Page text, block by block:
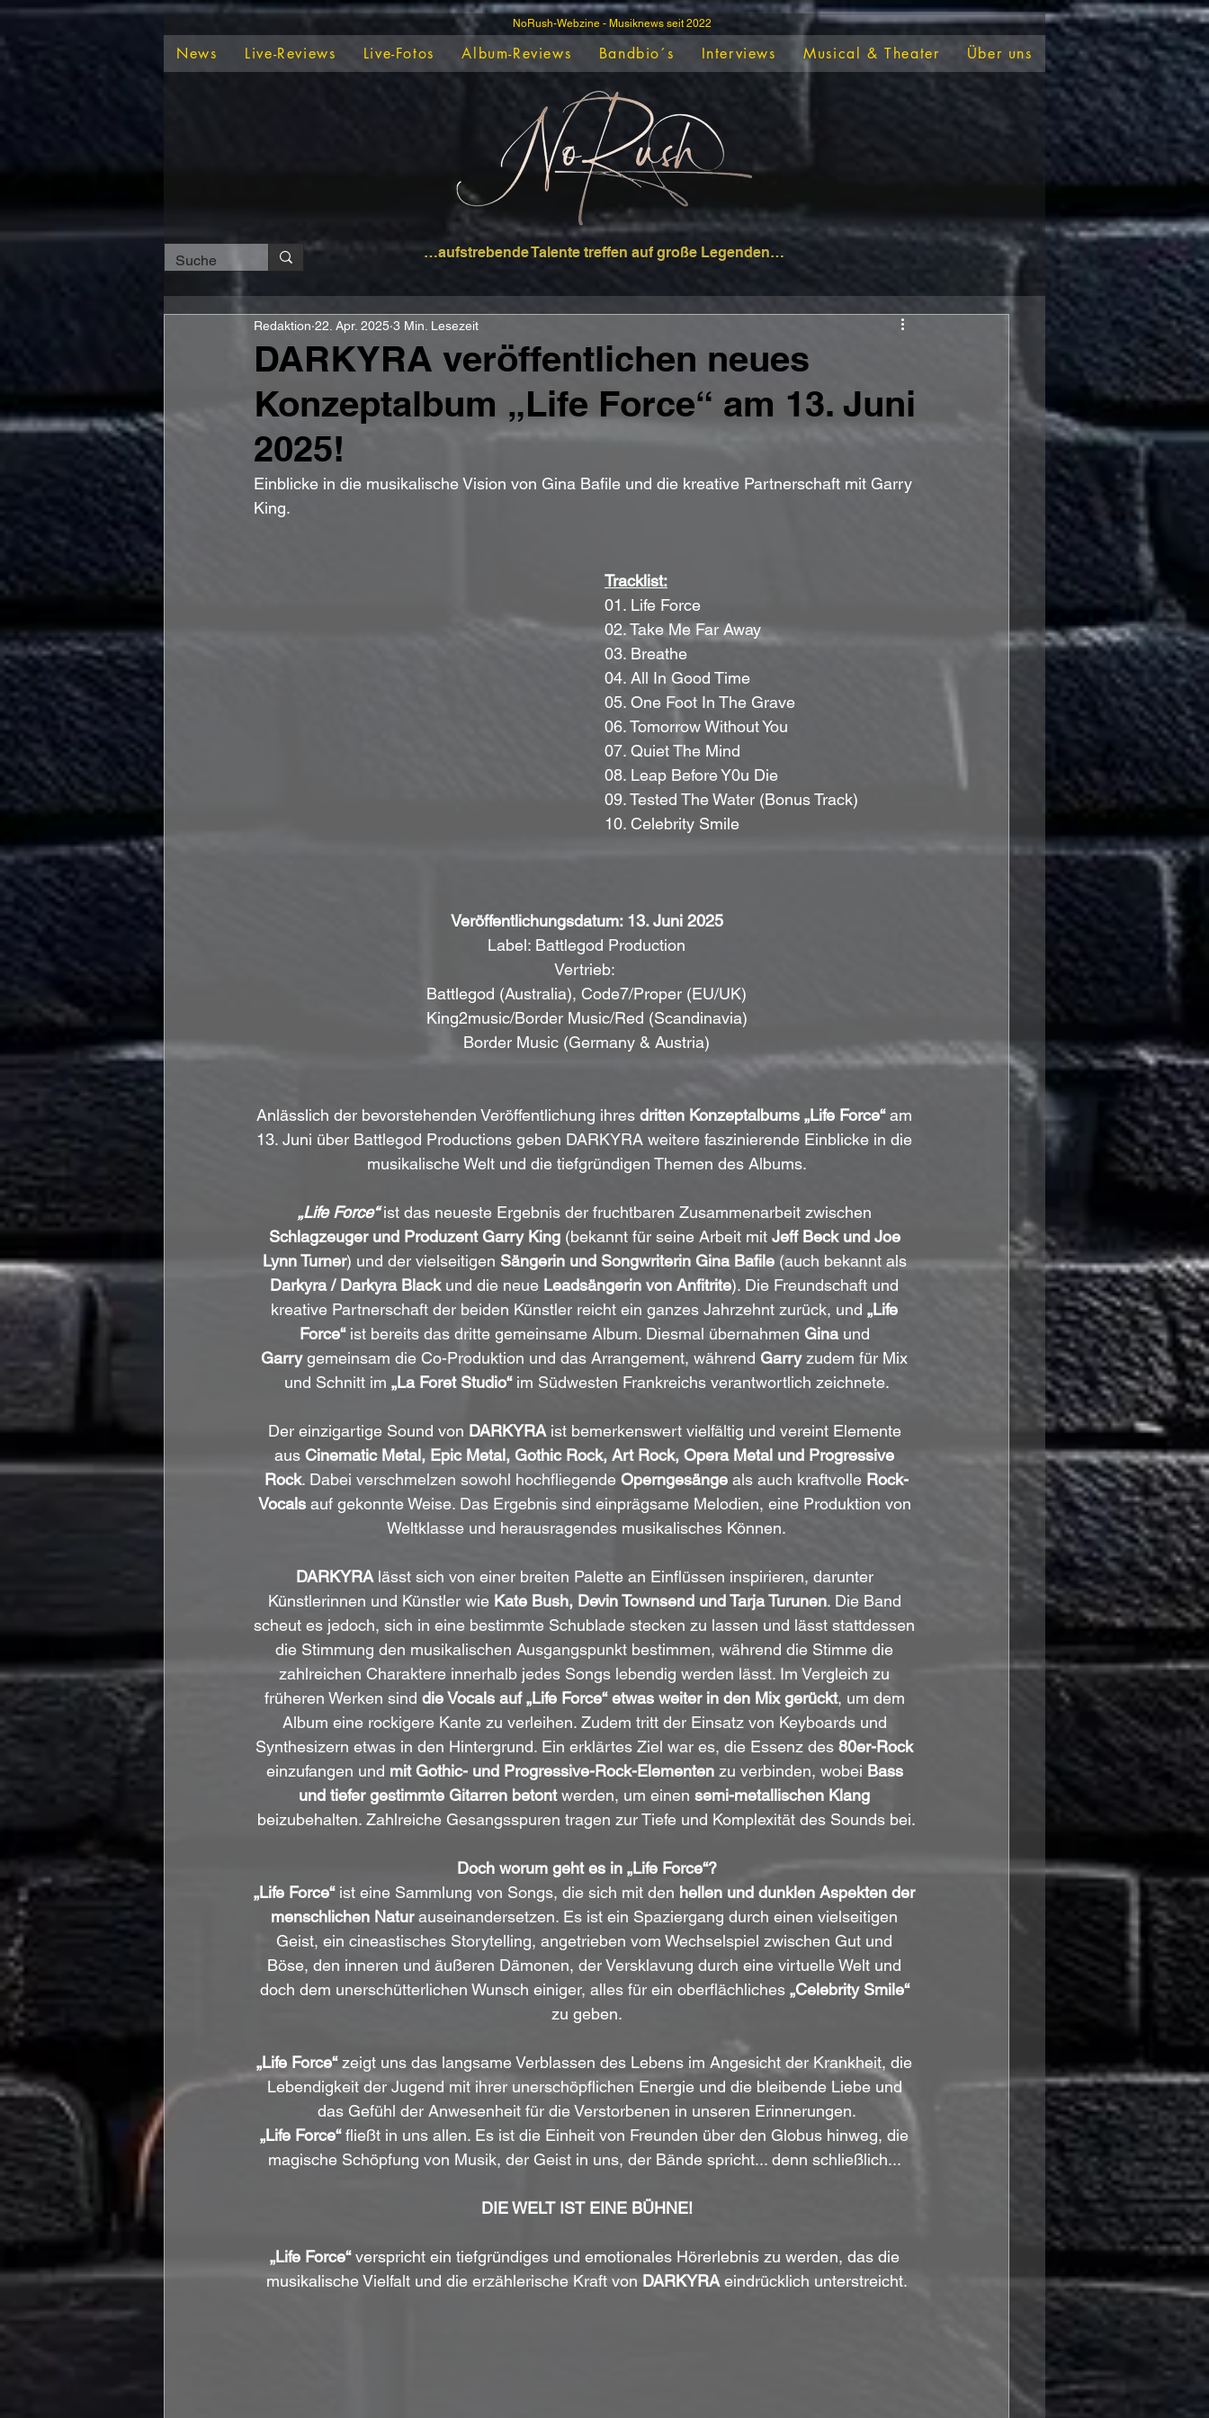
NoRush-Webzine - Musiknews seit 2022
News Live-Reviews Live-Fotos Album-Reviews Bandbio´s Interviews Musical & Theater Über uns
…aufstrebende Talente treffen auf große Legenden…
DARKYRA veröffentlichen neues
Konzeptalbum „Life Force“ am 13. Juni
2025!
Redaktion 22. Apr. 2025 3 Min. Lesezeit
Einblicke in die musikalische Vision von Gina Bafile und die kreative Partnerschaft mit Garry
King.
Tracklist:
01. Life Force
02. Take Me Far Away
03. Breathe
04. All In Good Time
05. One Foot In The Grave
06. Tomorrow Without You
07. Quiet The Mind
08. Leap Before Y0u Die
09. Tested The Water (Bonus Track)
10. Celebrity Smile
Veröffentlichungsdatum: 13. Juni 2025
Label: Battlegod Production
Vertrieb:
Battlegod (Australia), Code7/Proper (EU/UK)
King2music/Border Music/Red (Scandinavia)
Border Music (Germany & Austria)
Anlässlich der bevorstehenden Veröffentlichung ihres dritten Konzeptalbums „Life Force“ am
13. Juni über Battlegod Productions geben DARKYRA weitere faszinierende Einblicke in die
musikalische Welt und die tiefgründigen Themen des Albums.
„Life Force“ ist das neueste Ergebnis der fruchtbaren Zusammenarbeit zwischen
Schlagzeuger und Produzent Garry King (bekannt für seine Arbeit mit Jeff Beck und Joe
Lynn Turner) und der vielseitigen Sängerin und Songwriterin Gina Bafile (auch bekannt als
Darkyra / Darkyra Black und die neue Leadsängerin von Anfitrite). Die Freundschaft und
kreative Partnerschaft der beiden Künstler reicht ein ganzes Jahrzehnt zurück, und „Life
Force“ ist bereits das dritte gemeinsame Album. Diesmal übernahmen Gina und
Garry gemeinsam die Co-Produktion und das Arrangement, während Garry zudem für Mix
und Schnitt im „La Foret Studio“ im Südwesten Frankreichs verantwortlich zeichnete.
Der einzigartige Sound von DARKYRA ist bemerkenswert vielfältig und vereint Elemente
aus Cinematic Metal, Epic Metal, Gothic Rock, Art Rock, Opera Metal und Progressive
Rock. Dabei verschmelzen sowohl hochfliegende Operngesänge als auch kraftvolle Rock-
Vocals auf gekonnte Weise. Das Ergebnis sind einprägsame Melodien, eine Produktion von
Weltklasse und herausragendes musikalisches Können.
DARKYRA lässt sich von einer breiten Palette an Einflüssen inspirieren, darunter
Künstlerinnen und Künstler wie Kate Bush, Devin Townsend und Tarja Turunen. Die Band
scheut es jedoch, sich in eine bestimmte Schublade stecken zu lassen und lässt stattdessen
die Stimmung den musikalischen Ausgangspunkt bestimmen, während die Stimme die
zahlreichen Charaktere innerhalb jedes Songs lebendig werden lässt. Im Vergleich zu
früheren Werken sind die Vocals auf „Life Force“ etwas weiter in den Mix gerückt, um dem
Album eine rockigere Kante zu verleihen. Zudem tritt der Einsatz von Keyboards und
Synthesizern etwas in den Hintergrund. Ein erklärtes Ziel war es, die Essenz des 80er-Rock
einzufangen und mit Gothic- und Progressive-Rock-Elementen zu verbinden, wobei Bass
und tiefer gestimmte Gitarren betont werden, um einen semi-metallischen Klang
beizubehalten. Zahlreiche Gesangsspuren tragen zur Tiefe und Komplexität des Sounds bei.
Doch worum geht es in „Life Force“?
„Life Force“ ist eine Sammlung von Songs, die sich mit den hellen und dunklen Aspekten der
menschlichen Natur auseinandersetzen. Es ist ein Spaziergang durch einen vielseitigen
Geist, ein cineastisches Storytelling, angetrieben vom Wechselspiel zwischen Gut und
Böse, den inneren und äußeren Dämonen, der Versklavung durch eine virtuelle Welt und
doch dem unerschütterlichen Wunsch einiger, alles für ein oberflächliches „Celebrity Smile“
zu geben.
„Life Force“ zeigt uns das langsame Verblassen des Lebens im Angesicht der Krankheit, die
Lebendigkeit der Jugend mit ihrer unerschöpflichen Energie und die bleibende Liebe und
das Gefühl der Anwesenheit für die Verstorbenen in unseren Erinnerungen.
„Life Force“ fließt in uns allen. Es ist die Einheit von Freunden über den Globus hinweg, die
magische Schöpfung von Musik, der Geist in uns, der Bände spricht... denn schließlich...
DIE WELT IST EINE BÜHNE!
„Life Force“ verspricht ein tiefgründiges und emotionales Hörerlebnis zu werden, das die
musikalische Vielfalt und die erzählerische Kraft von DARKYRA eindrücklich unterstreicht.